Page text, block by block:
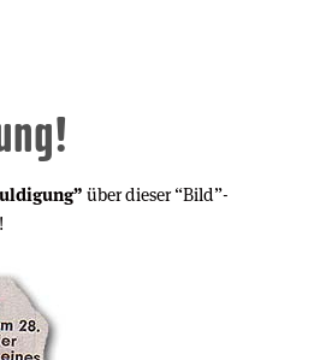
über dieser “Bild”-